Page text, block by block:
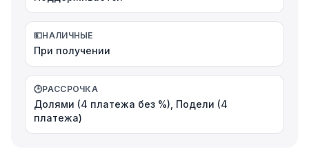
💵НАЛИЧНЫЕ
При получении
🕒РАССРОЧКА
Долями (4 платежа без %), Подели (4
платежа)